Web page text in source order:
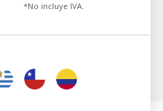
*No incluye IVA.